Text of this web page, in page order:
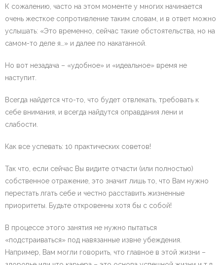
К сожалению, часто на этом моменте у многих начинается
очень жесткое сопротивление таким словам, и в ответ можно
услышать: «Это временно, сейчас такие обстоятельства, но на
самом-то деле я…» и далее по накатанной.
Но вот незадача – «удобное» и «идеальное» время не
наступит.
Всегда найдется что-то, что будет отвлекать, требовать к
себе внимания, и всегда найдутся оправдания лени и
слабости.
Как все успевать: 10 практических советов!
Так что, если сейчас Вы видите отчасти (или полностью)
собственное отражение, это значит лишь то, что Вам нужно
перестать лгать себе и честно расставить жизненные
приоритеты. Будьте откровенны хотя бы с собой!
В процессе этого занятия не нужно пытаться
«подстраиваться» под навязанные извне убеждения.
Например, Вам могли говорить, что главное в этой жизни –